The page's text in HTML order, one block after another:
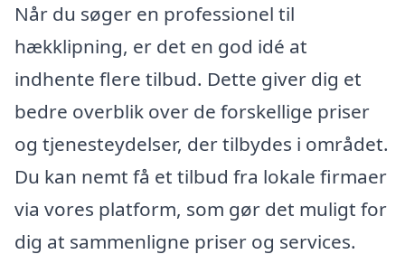
Når du søger en professionel til
hækklipning, er det en god idé at
indhente flere tilbud. Dette giver dig et
bedre overblik over de forskellige priser
og tjenesteydelser, der tilbydes i området.
Du kan nemt få et tilbud fra lokale firmaer
via vores platform, som gør det muligt for
dig at sammenligne priser og services.